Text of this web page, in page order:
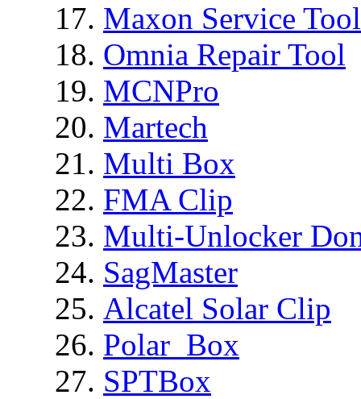
Maxon Service
Omnia Repair Tool
MCNPro
Martech
Multi Box
FMA Clip
Multi-Unlocker
SagMaster
Alcatel Solar Clip
Polar_Box
SPTBox